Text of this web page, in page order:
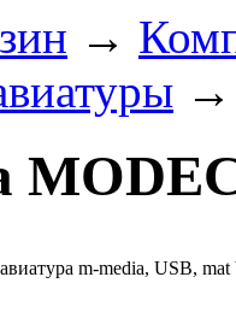
→
m-media, USB, mat